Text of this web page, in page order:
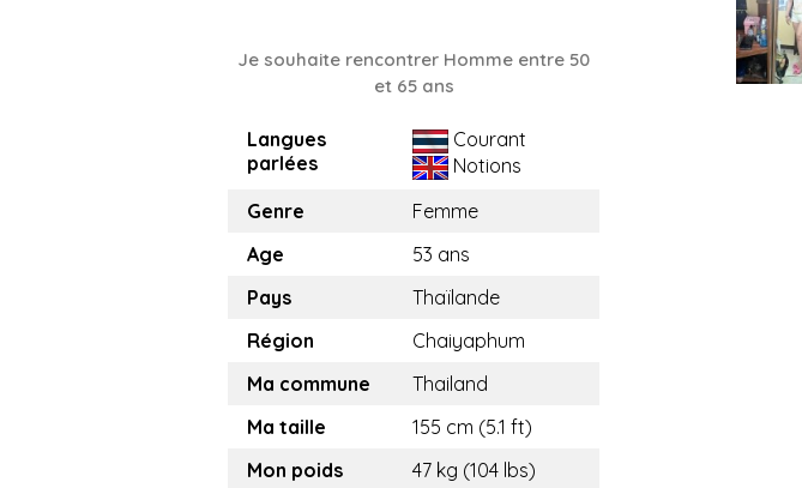
Je souhaite rencontrer Homme entre 50
et 65 ans
Langues
parlées
Courant
Notions
Genre
Femme
Age
53 ans
Pays
Thaïlande
Région
Chaiyaphum
Ma commune
Thailand
Ma taille
155 cm (5.1 ft)
Mon poids
47 kg (104 lbs)